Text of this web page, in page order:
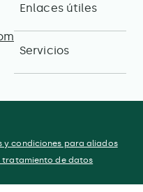
Enlaces útiles
Servicios
y condiciones para aliados
tratamiento de datos